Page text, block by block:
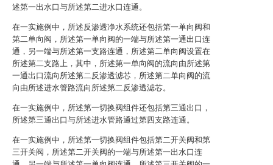
述第一出水口与所述第二进水口连通。
在一实施例中，所述反渗透净水系统还包括第一单向阀和
第二单向阀，所述第一单向阀的一端与所述第一通出口连
通，另一端与所述第一支路连通，所述第二单向阀设置在
所述第二支路上，其中，所述第一单向阀的流向由所述第
一通出口流向所述第二反渗透滤芯，所述第二单向阀的流
向由所述进水管路流向所述第二反渗透滤芯。
在一实施例中，所述第一切换阀组件还包括第三通出口，
所述第三通出口与所述进水管路通过第四支路连通。
在一实施例中，所述第一切换阀组件包括第二开关阀和第
三开关阀，所述第二开关阀的一端与所述第一出水口连